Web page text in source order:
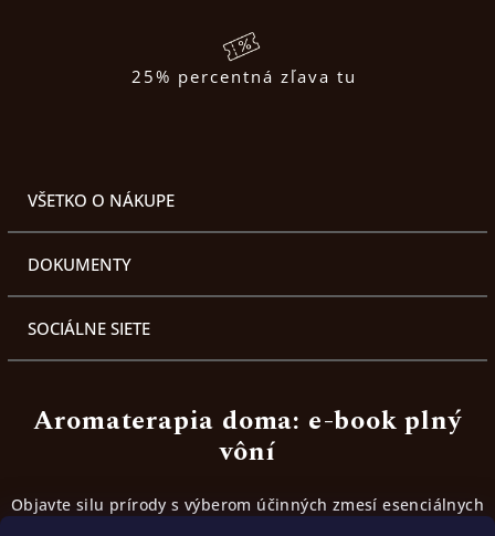
25% percentná zľava tu
VŠETKO O NÁKUPE
DOKUMENTY
SOCIÁLNE SIETE
Aromaterapia doma: e-book plný
vôní
Objavte silu prírody s výberom účinných zmesí esenciálnych